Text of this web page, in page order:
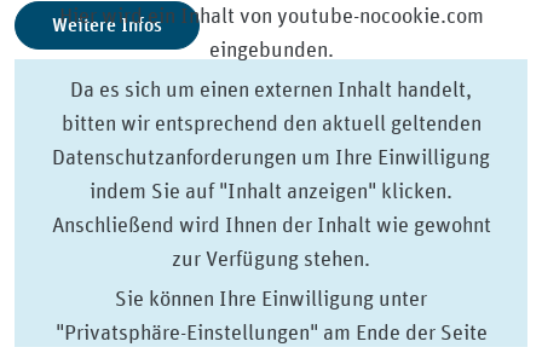
Weitere Infos
Hier wird ein Inhalt von youtube-nocookie.com
eingebunden.
Da es sich um einen externen Inhalt handelt,
bitten wir entsprechend den aktuell geltenden
Datenschutzanforderungen um Ihre Einwilligung
indem Sie auf "Inhalt anzeigen" klicken.
Anschließend wird Ihnen der Inhalt wie gewohnt
zur Verfügung stehen.
Sie können Ihre Einwilligung unter
"Privatsphäre-Einstellungen" am Ende der Seite